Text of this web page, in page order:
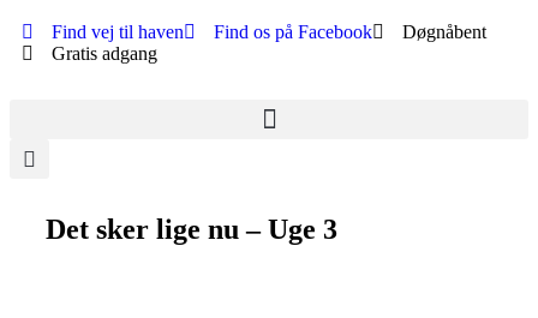
Find vej til haven Find os på Facebook
Døgnåbent
Gratis adgang
Det sker lige nu – Uge 3